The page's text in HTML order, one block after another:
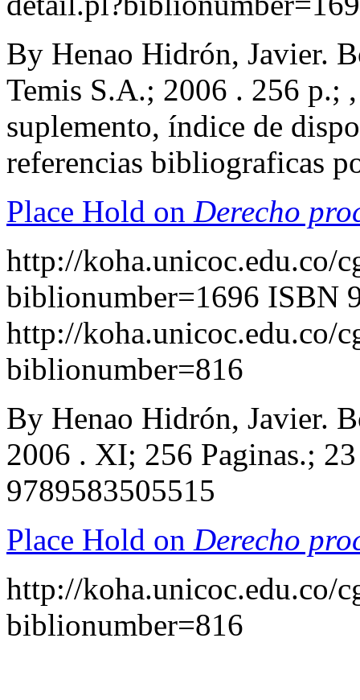
By Henao Hidrón, Javier.
Temis S.A.; 2006 . 256 p.;
suplemento, índice de
referencias bibliograficas
Place Hold on Derecho
http://koha.unicoc.edu.co/
biblionumber=1696 ISBN
http://koha.unicoc.edu.co/
biblionumber=816
By Henao Hidrón, Javier.
2006 . XI; 256 Paginas.;
9789583505515
Place Hold on Derecho
http://koha.unicoc.edu.co/
biblionumber=816